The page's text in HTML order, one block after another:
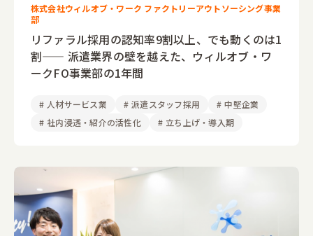
株式会社ウィルオブ・ワーク ファクトリーアウトソーシング事業
部
リファラル採用の認知率9割以上、でも動くのは1
割—— 派遣業界の壁を越えた、ウィルオブ・ワ
ークFO事業部の1年間
# 人材サービス業 # 派遣スタッフ採用 # 中堅企業
# 社内浸透・紹介の活性化 # 立ち上げ・導入期